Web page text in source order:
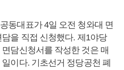
동대표가 4일 오전 청와대 면
을 직접 신청했다. 제1야당
담신청서를 작성한 것은 매
이다. 기초선거 정당공천 폐